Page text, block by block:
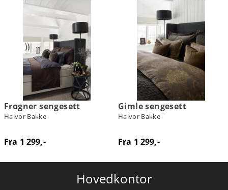
Frogner sengesett
Halvor Bakke
Fra 1 299,-
Gimle sengesett
Halvor Bakke
Fra 1 299,-
Hovedkontor